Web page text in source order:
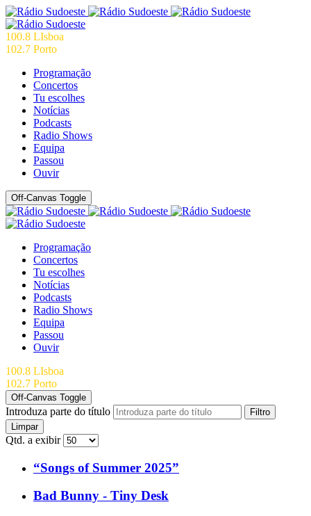
100.8 LIsboa
102.7 Porto
Programação
Concertos
Tu escolhes
Notícias
Podcasts
Radio Shows
Equipa
Passou
Ouvir
Off-Canvas Toggle
Programação
Concertos
Tu escolhes
Notícias
Podcasts
Radio Shows
Equipa
Passou
Ouvir
100.8 LIsboa
102.7 Porto
Off-Canvas Toggle
Introduza parte do título
Filtro
Limpar
Qtd. a exibir
“Songs of Summer 2025”
Bad Bunny - Tiny Desk